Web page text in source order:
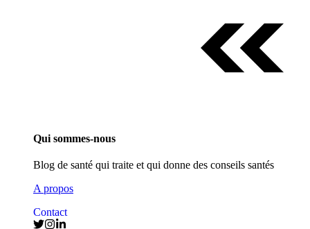
Qui sommes-nous
Blog de santé qui traite et qui donne des conseils santés
A propos
Contact